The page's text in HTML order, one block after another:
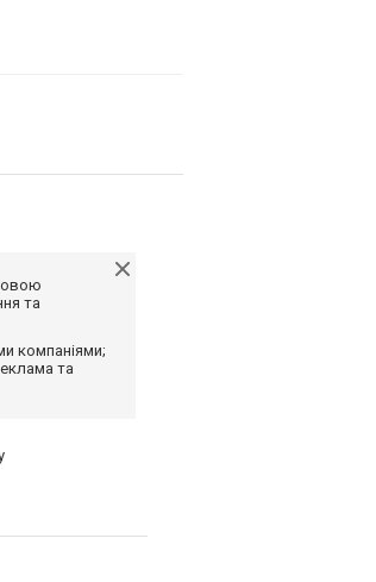
та
компаніями;
та